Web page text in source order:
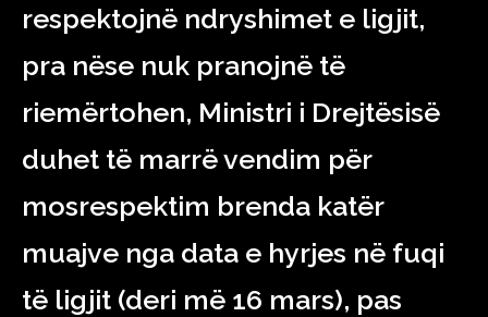
respektojnë ndryshimet e ligjit,
pra nëse nuk pranojnë të
riemërtohen, Ministri i Drejtësisë
duhet të marrë vendim për
mosrespektim brenda katër
muajve nga data e hyrjes në fuqi
të ligjit (deri më 16 mars), pas